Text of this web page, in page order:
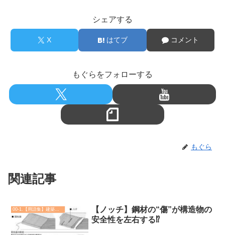
シェアする
X はてブ コメント
もぐらをフォローする
もぐら
関連記事
00-1.【用語集】建築・土木・設備
【ノッチ】鋼材の“傷”が構造物の
安全性を左右する⁉